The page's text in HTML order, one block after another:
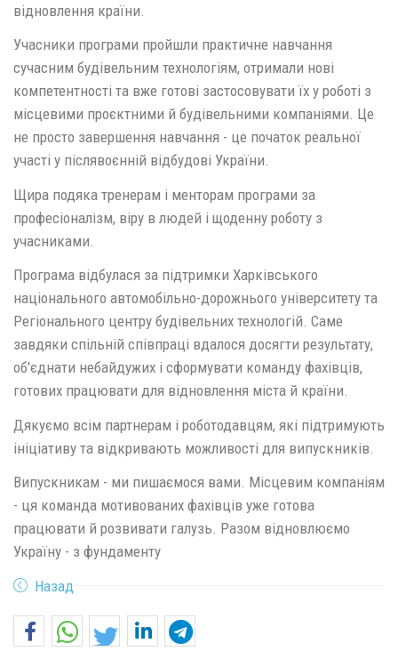
відновлення країни.
Учасники програми пройшли практичне навчання
сучасним будівельним технологіям, отримали нові
компетентності та вже готові застосовувати їх у роботі з
місцевими проєктними й будівельними компаніями. Це
не просто завершення навчання - це початок реальної
участі у післявоєнній відбудові України.
Щира подяка тренерам і менторам програми за
професіоналізм, віру в людей і щоденну роботу з
учасниками.
Програма відбулася за підтримки Харківського
національного автомобільно-дорожнього університету та
Регіонального центру будівельних технологій. Саме
завдяки спільній співпраці вдалося досягти результату,
об'єднати небайдужих і сформувати команду фахівців,
готових працювати для відновлення міста й країни.
Дякуємо всім партнерам і роботодавцям, які підтримують
ініціативу та відкривають можливості для випускників.
Випускникам - ми пишаємося вами. Місцевим компаніям
- ця команда мотивованих фахівців уже готова
працювати й розвивати галузь. Разом відновлюємо
Україну - з фундаменту
Назад